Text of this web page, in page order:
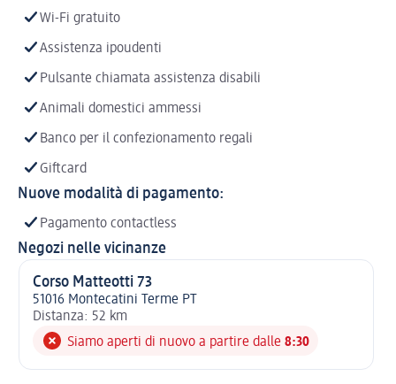
Wi-Fi gratuito
Assistenza ipoudenti
Pulsante chiamata assistenza disabili
Animali domestici ammessi
Banco per il confezionamento regali
Giftcard
Nuove modalità di pagamento:
Pagamento contactless
Negozi nelle vicinanze
Corso Matteotti 73
51016 Montecatini Terme PT
Distanza: 52 km
Siamo aperti di nuovo a partire dalle 8:30